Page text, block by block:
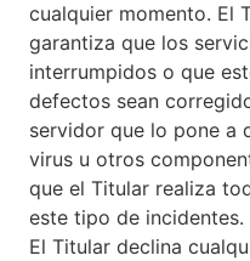
cualquier momento. El
garantiza que los
interrumpidos o que
defectos sean
servidor que lo pone a
virus u otros
que el Titular realiza
este tipo de incidentes.
El Titular declina